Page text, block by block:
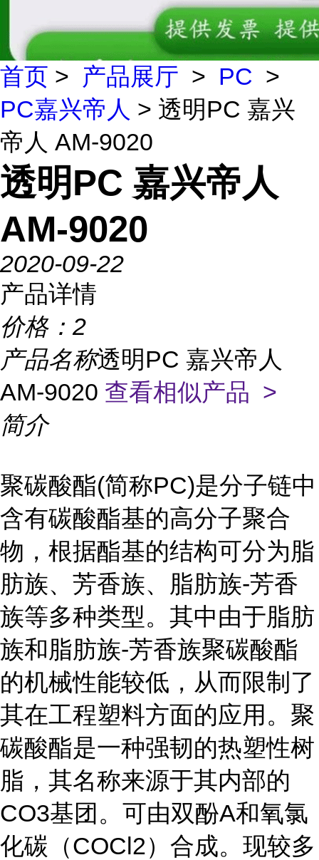
首页 > 产品展厅 > PC >
PC嘉兴帝人 > 透明PC 嘉兴
帝人 AM-9020
透明PC 嘉兴帝人
AM-9020
2020-09-22
产品详情
价格： 2
产品名称透明PC 嘉兴帝人
AM-9020 查看相似产品 >
简介
聚碳酸酯(简称PC)是分子链中
含有碳酸酯基的高分子聚合
物，根据酯基的结构可分为脂
肪族、芳香族、脂肪族-芳香
族等多种类型。其中由于脂肪
族和脂肪族-芳香族聚碳酸酯
的机械性能较低，从而限制了
其在工程塑料方面的应用。聚
碳酸酯是一种强韧的热塑性树
脂，其名称来源于其内部的
CO3基团。可由双酚A和氧氯
化碳（COCl2）合成。现较多